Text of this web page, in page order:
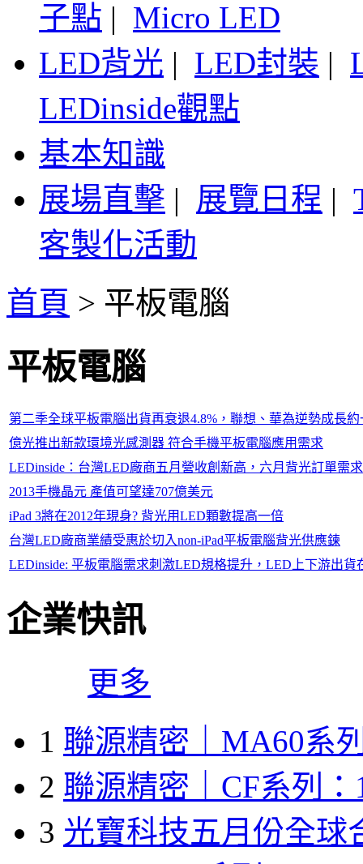
子點 | Micro LED
LED背光 | LED封裝 |
LEDinside觀點
基本知識
展場直擊 | 展覽日程 |
客製化活動
首頁 > 平板電腦
平板電腦
第二季全球平板電腦出貨再衰退4.8%，聯想、華為逆勢成長約
億光推出新款環境光感測器 符合手機平板電腦應用需求
LEDinside：台灣LED廠商五月營收創新高，六月背光訂單需
2013手機晶元 產值可望達707億美元
iPad 3將在2012年現身? 背光用LED顆數提高一倍
台灣LED廠商業績受惠於切入non-iPad平板電腦背光供應鍊
LEDinside: 平板電腦需求刺激LED規格提升，LED上下游出貨
企業快訊
更多
1 聯源精密｜MA60系
2 聯源精密｜CF系列：
3 光寶科技五月份全球